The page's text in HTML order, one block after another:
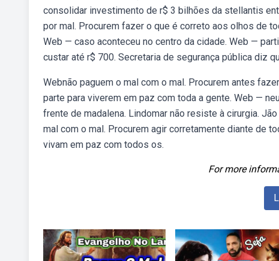
consolidar investimento de r$ 3 bilhões da stellantis
por mal. Procurem fazer o que é correto aos olhos de
Web — caso aconteceu no centro da cidade. Web —
custar até r$ 700. Secretaria de segurança pública diz
Webnão paguem o mal com o mal. Procurem antes
parte para viverem em paz com toda a gente. Web —
frente de madalena. Lindomar não resiste à cirurgia.
mal com o mal. Procurem agir corretamente diante de
vivam em paz com todos os.
For more